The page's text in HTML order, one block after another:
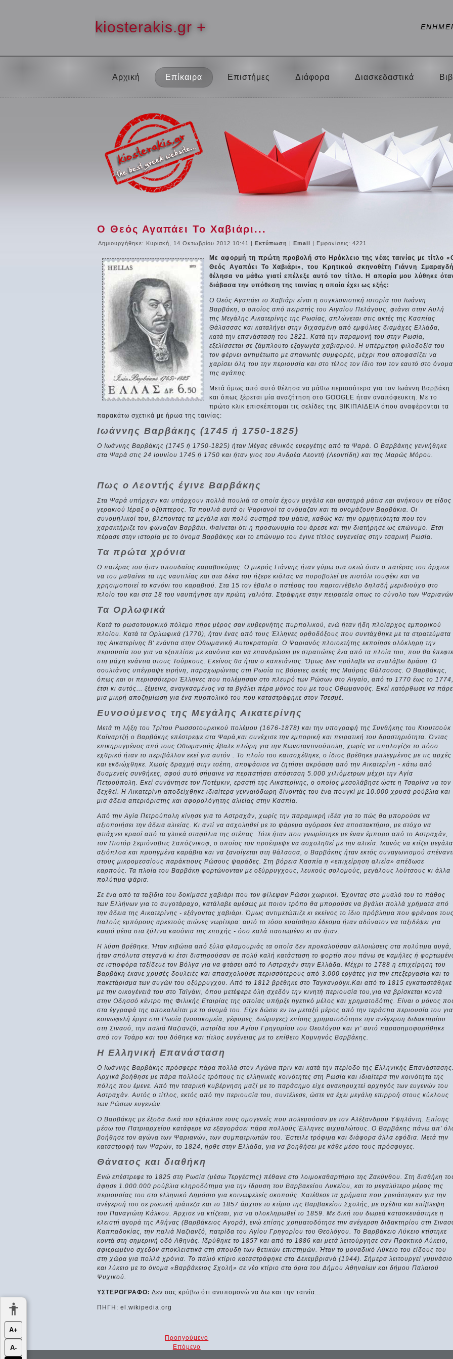
kiosterakis.gr +
Αρχική Επίκαιρα Επιστήμες Διάφορα Διασκεδαστικά
Ο Θεός Αγαπάει Το Χαβιάρι...
Δημιουργήθηκε: Κυριακή, 14 Οκτωβρίου 2012 10:41 | Εκτύπωση | Email | Εμφανίσεις: 4221
Με αφορμή τη πρώτη προβολή στο Ηράκλειο της νέας ταινίας με τίτλο
Θεός Αγαπάει Το Χαβιάρι», του Κρητικού σκηνοθέτη Γιάννη
θέλησα να μάθω γιατί επέλεξε αυτό τον τίτλο. Η απορία μου λύθηκε
διάβασα την υπόθεση της ταινίας η οποία έχει ως εξής:
Ο Θεός Αγαπάει το Χαβιάρι είναι η συγκλονιστική ιστορία του Ιωάννη
Βαρβάκη, ο οποίος από πειρατής του Αιγαίου Πελάγους, φτάνει στην Αυλή
της Μεγάλης Αικατερίνης της Ρωσίας, απλώνεται στις ακτές της Κασπίας
Θάλασσας και καταλήγει στην διχασμένη από εμφύλιες διαμάχες Ελλάδα,
κατά την επανάσταση του 1821. Κατά την παραμονή του στην Ρωσία,
εξελίσσεται σε ζάμπλουτο εξαγωγέα χαβιαριού. Η υπέρμετρη φιλοδοξία του
τον φέρνει αντιμέτωπο με απανωτές συμφορές, μέχρι που αποφασίζει να
χαρίσει όλη του την περιουσία και στο τέλος τον ίδιο του τον εαυτό στο όνομα
της αγάπης.
Μετά όμως από αυτό θέλησα να μάθω περισσότερα για τον Ιωάννη Βαρβάκη
και όπως ξέρεται μία αναζήτηση στο GOOGLE ήταν αναπόφευκτη. Με το
πρώτο κλικ επισκέπτομαι τις σελίδες της ΒΙΚΙΠΑΙΔΕΙΑ όπου αναφέρονται τα
παρακάτω σχετικά με ήρωα της ταινίας:
Ιωάννης Βαρβάκης (1745 ή 1750-1825)
Ο Ιωάννης Βαρβάκης (1745 ή 1750-1825) ήταν Mέγας εθνικός ευεργέτης από τα Ψαρά. Ο Βαρβάκης γεννήθηκε
στα Ψαρά στις 24 Ιουνίου 1745 ή 1750 και ήταν γιος του Ανδρέα Λεοντή (Λεοντίδη) και της Μαρώς Μόρου.
Πως ο Λεοντής έγινε Βαρβάκης
Στα Ψαρά υπήρχαν και υπάρχουν πολλά πουλιά τα οποία έχουν μεγάλα και αυστηρά μάτια και ανήκουν σε είδος
γερακιού Ιέραξ ο οξύπτερος. Τα πουλιά αυτά οι Ψαριανοί τα ονόμαζαν και τα ονομάζουν Βαρβάκια. Οι
συνομήλικοί του, βλέποντας τα μεγάλα και πολύ αυστηρά του μάτια, καθώς και την ορμητικότητα που τον
χαρακτήριζε τον φώναζαν Βαρβάκι. Φαίνεται ότι η προσωνυμία του άρεσε και την διατήρησε ως επώνυμο. Έτσι
πέρασε στην ιστορία με το όνομα Βαρβάκης και το επώνυμο του έγινε τίτλος ευγενείας στην τσαρική Ρωσία.
Τα πρώτα χρόνια
Ο πατέρας του ήταν σπουδαίος καραβοκύρης. Ο μικρός Γιάννης ήταν γύρω στα οκτώ όταν ο πατέρας του άρχισε
να του μαθαίνει τα της ναυτιλίας και στα δέκα του ήξερε κιόλας να πυροβολεί με πιστόλι τουφέκι και να
χρησιμοποιεί το κανόνι του καραβιού. Στα 15 τον έβαλε ο πατέρας του παρτσινέβελο δηλαδή μεριδιούχο στο
πλοίο του και στα 18 του ναυπήγησε την πρώτη γαλιότα. Στράφηκε στην πειρατεία οπως το σύνολο των
Τα Ορλωφικά
Κατά το ρωσοτουρκικό πόλεμο πήρε μέρος σαν κυβερνήτης πυρπολικού, ενώ ήταν ήδη πλοίαρχος εμπορικού
πλοίου. Κατά τα Ορλωφικά (1770), ήταν ένας από τους Έλληνες ορθοδόξους που συντάχθηκε με τα στρατεύματα
της Αικατερίνης Β' ενάντια στην Οθωμανική Αυτοκρατορία. Ο Ψαριανός πλοιοκτήτης εκποίησε ολόκληρη την
περιουσία του για να εξοπλίσει με κανόνια και να επανδρώσει με στρατιώτες ένα από τα πλοία του, που θα έπεφτε
στη μάχη ενάντια στους Τούρκους. Εκείνος θα ήταν ο καπετάνιος. Όμως δεν πρόλαβε να αναλάβει δράση. Ο
σουλτάνος υπέγραψε ειρήνη, παραχωρώντας στη Ρωσία τις βόρειες ακτές της Μαύρης Θάλασσας. Ο Βαρβάκης,
όπως και οι περισσότεροι Έλληνες που πολέμησαν στο πλευρό των Ρώσων στο Αιγαίο, από το 1770 έως το 1774,
έτσι κι αυτός... ξέμεινε, αναγκασμένος να τα βγάλει πέρα μόνος του με τους Οθωμανούς. Εκεί κατόρθωσε να
μια μικρή αποζημίωση για ένα πυρπολικό του που καταστράφηκε στον Τσεσμέ.
Ευνοούμενος της Μεγάλης Αικατερίνης
Μετά τη λήξη του Τρίτου Ρωσσοτουρκικού πολέμου (1676-1878) και την υπογραφή της Συνθήκης του Κιουτσούκ
Καϊναρτζή ο Βαρβάκης επέστρεψε στα Ψαρά,και συνέχισε την εμπορική και πειρατική του δραστηριότητα. Όντας
επικηρυγμένος από τους Οθωμανούς έβαλε πλώρη για την Κωνσταντινούπολη, χωρίς να υπολογίζει το πόσο
εχθρικό ήταν το περιβάλλον εκεί για αυτόν . Το πλοίο του κατασχέθηκε, ο ίδιος βρέθηκε μπλεγμένος με τις αρχές
και εκδιώχθηκε. Χωρίς δραχμή στην τσέπη, αποφάσισε να ζητήσει ακρόαση από την Αικατερίνη - κάτω από
δυσμενείς συνθήκες, αφού αυτό σήμαινε να περπατήσει απόσταση 5.000 χιλιόμετρων μέχρι την Αγία
Πετρούπολη. Εκεί συνάντησε τον Ποτέμκιν, εραστή της Αικατερίνης, ο οποίος μεσολάβησε ώστε η Τσαρίνα να τον
δεχθεί. Η Αικατερίνη αποδείχθηκε ιδιαίτερα γενναιόδωρη δίνοντάς του ένα πουγκί με 10.000 χρυσά ρούβλια και
μια άδεια απεριόριστης και αφορολόγητης αλιείας στην Κασπία.
Από την Αγία Πετρούπολη κίνησε για το Αστραχάν, χωρίς την παραμικρή ιδέα για το πώς θα μπορούσε να
αξιοποιήσει την άδεια αλιείας. Κι αντί να ασχοληθεί με το ψάρεμα αγόρασε ένα αποστακτήριο, με στόχο να
φτιάχνει κρασί από τα γλυκά σταφύλια της στέπας. Τότε ήταν που γνωρίστηκε με έναν έμπορο από το Αστραχάν,
τον Πιοτόρ Σεμιόνοβιτς Σαπόζνικοφ, ο οποίος τον προέτρεψε να ασχοληθεί με την αλιεία. Ικανός να κτίζει
αξιόπλοα και προηγμένα καράβια και να ξανοίγεται στη θάλασσα, ο Βαρβάκης ήταν εκτός συναγωνισμού
στους μικρομεσαίους παράκτιους Ρώσους ψαράδες. Στη βόρεια Κασπία η «επιχείρηση αλιεία» απέδωσε
καρπούς. Τα πλοία του Βαρβάκη φορτώνονταν με οξύρρυγχους, λευκούς σολομούς, μεγάλους λούτσους κι άλλα
πολύτιμα ψάρια.
Σε ένα από τα ταξίδια του δοκίμασε χαβιάρι που τον φίλεψαν Ρώσοι χωρικοί. Έχοντας στο μυαλό του το πάθος
των Ελλήνων για το αυγοτάραχο, κατάλαβε αμέσως με ποιον τρόπο θα μπορούσε να βγάλει πολλά χρήματα από
την άδεια της Αικατερίνης - εξάγοντας χαβιάρι. Όμως αντιμετώπιζε κι εκείνος το ίδιο πρόβλημα που φρέναρε
Ιταλούς εμπόρους αρκετούς αιώνες νωρίτερα: αυτό το τόσο ευαίσθητο έδεσμα ήταν αδύνατον να ταξιδέψει για
καιρό μέσα στα ξύλινα κασόνια της εποχής - όσο καλά παστωμένο κι αν ήταν.
Η λύση βρέθηκε. Ήταν κιβώτια από ξύλα φλαμουριάς τα οποία δεν προκαλούσαν αλλοιώσεις στα πολύτιμα αυγά,
ήταν απόλυτα στεγανά κι έτσι διατηρούσαν σε πολύ καλή κατάσταση το φορτίο που πάνω σε καμήλες ή
σε ιστιοφόρα ταξίδευε τον Βόλγα για να φτάσει από το Αστραχάν στην Ελλάδα. Μέχρι το 1788 η επιχείρηση του
Βαρβάκη έκανε χρυσές δουλειές και απασχολούσε περισσότερους από 3.000 εργάτες για την επεξεργασία και το
πακετάρισμα των αυγών του οξύρρυγχου. Από το 1812 βρέθηκε στο Ταγκανρόγκ.Και από το 1815 εγκαταστάθηκε
με την οικογένειά του στο Ταϊγάνι, όπου μετέφερε όλη σχεδόν την κινητή περιουσία του,για να βρίσκεται κοντά
στην Οδησσό κέντρο της Φιλικής Εταιρίας της οποίας υπήρξε ηγετικό μέλος και χρηματοδότης. Είναι ο μόνος
στα έγγραφά της αποκαλείται με το όνομά του. Είχε δώσει εν τω μεταξύ μέρος από την τεράστια περιουσία του για
κοινωφελή έργα στη Ρωσία (νοσοκομεία, γέφυρες, διώρυγες) επίσης χρηματοδότησε την ανέγερση διδακτηρίου
στη Σινασό, την παλιά Ναζιανζό, πατρίδα του Αγίου Γρηγορίου του Θεολόγου και γι' αυτό παρασημοφορήθηκε
από τον Τσάρο και του δόθηκε και τίτλος ευγένειας με το επίθετο Κομνηνός Βαρβάκης.
Η Ελληνική Επανάσταση
Ο Ιωάννης Βαρβάκης πρόσφερε πάρα πολλά στον Αγώνα πριν και κατά την περίοδο της Ελληνικής
Αρχικά βοήθησε με πάρα πολλούς τρόπους τις ελληνικές κοινότητες στη Ρωσία και ιδιαίτερα την κοινότητα της
πόλης που έμενε. Από την τσαρική κυβέρνηση μαζί με το παράσημο είχε ανακηρυχτεί αρχηγός των ευγενών του
Αστραχάν. Αυτός ο τίτλος, εκτός από την περιουσία του, συντέλεσε, ώστε να έχει μεγάλη επιρροή στους κύκλους
των Ρώσων ευγενών.
Ο Βαρβάκης με έξοδα δικά του εξόπλισε τους ομογενείς που πολεμούσαν με τον Αλέξανδρου Υψηλάντη. Επίσης
μέσω του Πατριαρχείου κατάφερε να εξαγοράσει πάρα πολλούς Έλληνες αιχμαλώτους. Ο Βαρβάκης πάνω απ'
βοήθησε τον αγώνα των Ψαριανών, των συμπατριωτών του. Έστειλε τρόφιμα και διάφορα άλλα εφόδια. Μετά την
καταστροφή των Ψαρών, το 1824, ήρθε στην Ελλάδα, για να βοηθήσει με κάθε μέσο τους πρόσφυγες.
Θάνατος και διαθήκη
Ενώ επέστρεφε το 1825 στη Ρωσία (μέσω Τεργέστης) πέθανε στο λοιμοκαθαρτήριο της Ζακύνθου. Στη διαθήκη
άφησε 1.000.000 ρούβλια κληροδότημα για την ίδρυση του Βαρβακείου Λυκείου, και το μεγαλύτερο μέρος της
περιουσίας του στο ελληνικό Δημόσιο για κοινωφελείς σκοπούς. Κατέθεσε τα χρήματα που χρειάστηκαν για την
ανέγερσή του σε ρωσική τράπεζα και το 1857 άρχισε το κτίριο της Βαρβακείου Σχολής, με σχέδια και επίβλεψη
του Παναγιώτη Κάλκου. Άρχισε να κτίζεται, για να ολοκληρωθεί το 1859. Με δική του δωρεά κατασκευάστηκε η
κλειστή αγορά της Αθήνας (Βαρβάκειος Αγορά), ενώ επίσης χρηματοδότησε την ανέγερση διδακτηρίου στη
Καππαδοκίας, την παλιά Ναζιανζό, πατρίδα του Αγίου Γρηγορίου του Θεολόγου. Το Βαρβάκειο Λύκειο κτίστηκε
κοντά στη σημερινή οδό Αθηνάς. Ιδρύθηκε το 1857 και από το 1886 και μετά λειτούργησε σαν Πρακτικό Λύκειο,
αφιερωμένο σχεδόν αποκλειστικά στη σπουδή των θετικών επιστημών. Ήταν το μοναδικό Λύκειο του είδους του
στη χώρα για πολλά χρόνια. Το παλιό κτίριο καταστράφηκε στα Δεκεμβριανά (1944). Σήμερα λειτουργεί γυμνάσιo
και λύκειο με το όνομα «Βαρβάκειος Σχολή» σε νέο κτίριο στα όρια του Δήμου Αθηναίων και δήμου Παλαιού
Ψυχικού.
ΥΣΤΕΡΟΓΡΑΦΟ: Δεν σας κρύβω ότι ανυπομονώ να δω και την ταινία...
ΠΗΓΗ: el.wikipedia.org
Προηγούμενο
Επόμενο
Α+
Α-